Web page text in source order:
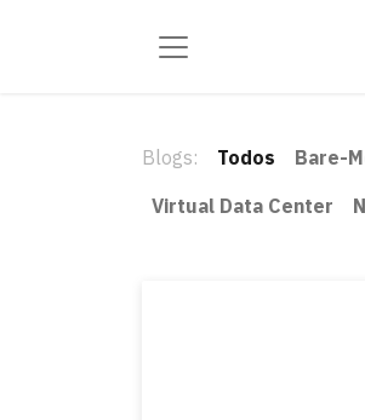
Blogs: Todos Bare-
Virtual Data Center